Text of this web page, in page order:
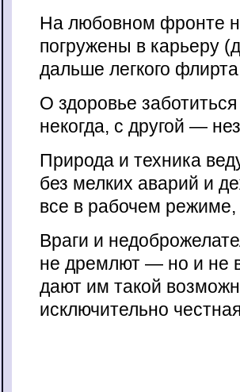
На любовном фронте
погружены в карьеру
дальше легкого
О здоровье
некогда, с другой —
Природа и техника
без мелких аварий и
все в рабочем
Враги и
не дремлют — но и не
дают им такой
исключительно